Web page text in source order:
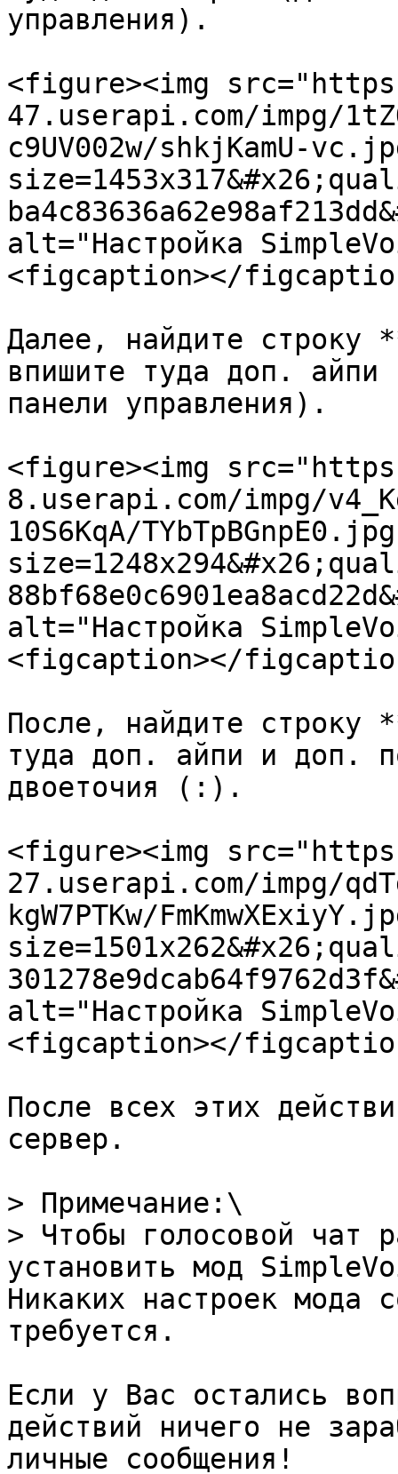
управления).
<figure><img
47.userapi.com/impg/
c9UV002w/shkjKamU-
alt="Настройка
<figcaption></
Далее, найдите
впишите туда доп.
панели управления).
<figure><img
8.userapi.com/impg/
10S6KqA/
alt="Настройка
<figcaption></
После, найдите
туда доп. айпи и доп.
двоеточия (:).
<figure><img
27.userapi.com/impg/
kgW7PTKw/
alt="Настройка
<figcaption></
После всех этих
сервер.
> Примечание:\
> Чтобы голосовой чат
установить мод
Никаких настроек мода
требуется.
Если у Вас остались
действий ничего не
личные сообщения!